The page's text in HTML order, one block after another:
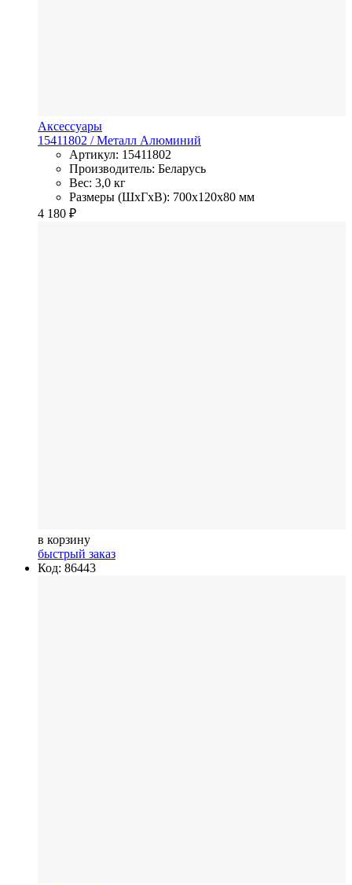
Аксессуары
15411802 / Металл Алюминий
Артикул: 15411802
Производитель: Беларусь
Вес: 3,0 кг
Размеры (ШхГхВ): 700x120x80 мм
4 180 ₽
в корзину
быстрый заказ
Код: 86443